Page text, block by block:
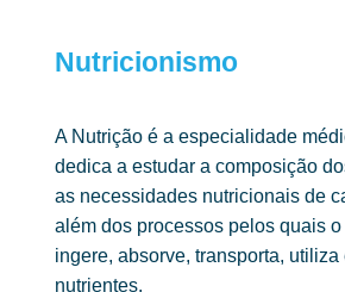
Nutricionismo ​
A Nutrição é a especialidade
dedica a estudar a composição
as necessidades nutricionais de
além dos processos pelos quais
ingere, absorve, transporta, utiliza
nutrientes.